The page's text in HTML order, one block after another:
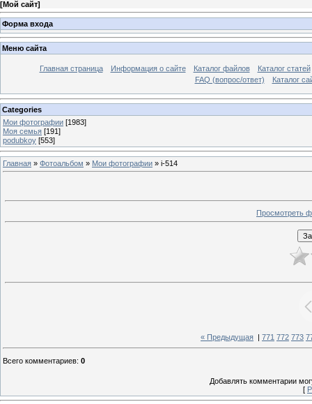
[Мой сайт]
Форма входа
Меню сайта
Главная страница Информация о сайте Каталог файлов
Каталог статей
FAQ (вопрос/ответ)
Каталог
Categories
Мои фотографии [1983]
Моя семья [191]
podubkoy [553]
Главная » Фотоальбом » Мои фотографии » i-514
Просмотреть
« Предыдущая 771 772 773
Всего комментариев: 0
Добавлять комментарии
[